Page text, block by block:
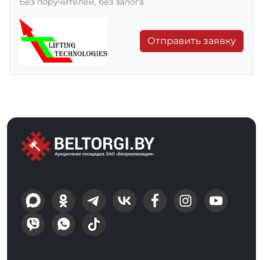
Отправить заявку